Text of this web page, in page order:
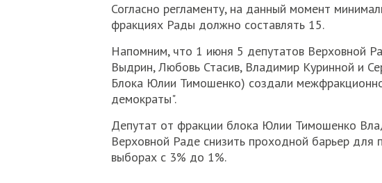
Согласно регламенту, на данный момент
фракциях Рады должно составлять 15.
Напомним, что 1 июня 5 депутатов Верховной
Выдрин, Любовь Стасив, Владимир Куринной и
Блока Юлии Тимошенко) создали
демократы".
Депутат от фракции блока Юлии Тимошенко
Верховной Раде снизить проходной барьер для
выборах с 3% до 1%.